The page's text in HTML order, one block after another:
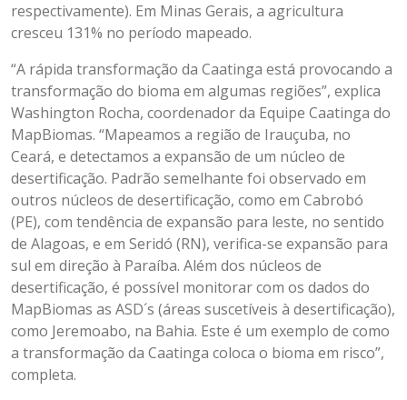
respectivamente). Em Minas Gerais, a agricultura
cresceu 131% no período mapeado.
“A rápida transformação da Caatinga está provocando a
transformação do bioma em algumas regiões”, explica
Washington Rocha, coordenador da Equipe Caatinga do
MapBiomas. “Mapeamos a região de Irauçuba, no
Ceará, e detectamos a expansão de um núcleo de
desertificação. Padrão semelhante foi observado em
outros núcleos de desertificação, como em Cabrobó
(PE), com tendência de expansão para leste, no sentido
de Alagoas, e em Seridó (RN), verifica-se expansão para
sul em direção à Paraíba. Além dos núcleos de
desertificação, é possível monitorar com os dados do
MapBiomas as ASD´s (áreas suscetíveis à desertificação),
como Jeremoabo, na Bahia. Este é um exemplo de como
a transformação da Caatinga coloca o bioma em risco”,
completa.